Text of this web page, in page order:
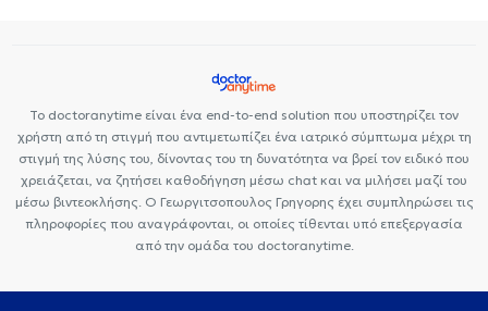
Το doctoranytime είναι ένα end-to-end solution που υποστηρίζει τον
χρήστη από τη στιγμή που αντιμετωπίζει ένα ιατρικό σύμπτωμα μέχρι τη
στιγμή της λύσης του, δίνοντας του τη δυνατότητα να βρεί τον ειδικό που
χρειάζεται, να ζητήσει καθοδήγηση μέσω chat και να μιλήσει μαζί του
μέσω βιντεοκλήσης. Ο Γεωργιτσοπουλος Γρηγορης έχει συμπληρώσει τις
πληροφορίες που αναγράφονται, οι οποίες τίθενται υπό επεξεργασία
από την ομάδα του doctoranytime.